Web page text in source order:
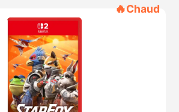
🔥Chaud